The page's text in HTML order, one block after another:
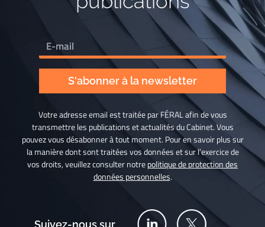
S'abonner à la newsletter
Votre adresse email est traitée par FÉRAL afin de vous
transmettre les publications et actualités du Cabinet. Vous
pouvez vous désabonner à tout moment. Pour en savoir plus sur
la manière dont sont traitées vos données et sur l’exercice de
vos droits, veuillez consulter notrepolitique de protection des
données personnelles.
Suivez-nous sur